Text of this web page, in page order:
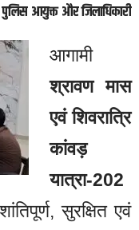
पुलिस आयुक्त और जिलाधिकारी
आगामी
श्रावण मास
एवं शिवरात्रि
कांवड़
यात्रा-202
सुरक्षित एवं